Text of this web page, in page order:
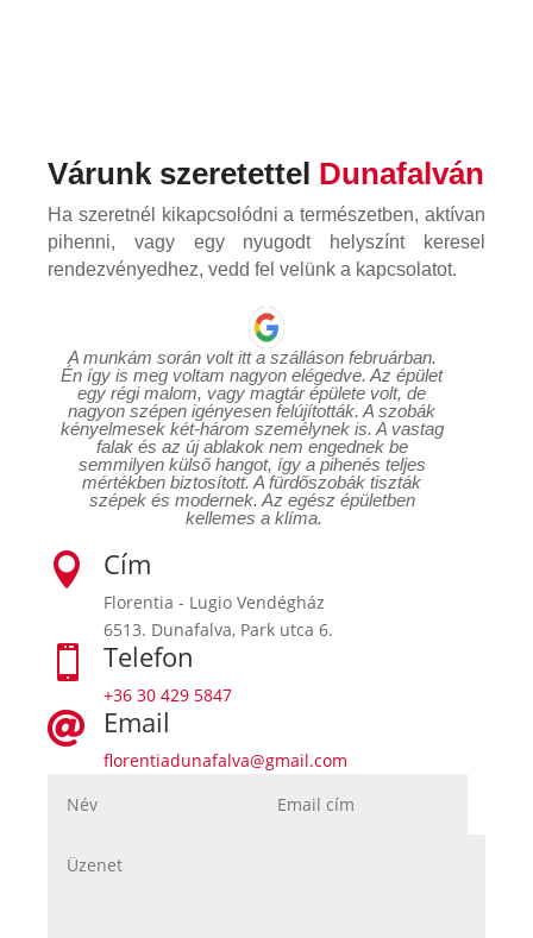
Várunk szeretettel Dunafalván
Ha szeretnél kikapcsolódni a természetben, aktívan
pihenni, vagy egy nyugodt helyszínt keresel
rendezvényedhez, vedd fel velünk a kapcsolatot.
A munkám során volt itt a szálláson februárban.
Én így is meg voltam nagyon elégedve. Az épület
egy régi malom, vagy magtár épülete volt, de
nagyon szépen igényesen felújították. A szobák
kényelmesek két-három személynek is. A vastag
falak és az új ablakok nem engednek be
semmilyen külső hangot, így a pihenés teljes
mértékben biztosított. A fürdőszobák tiszták
szépek és modernek. Az egész épületben
kellemes a klíma.
 Cím
Florentia - Lugio Vendégház
6513. Dunafalva, Park utca 6.
 Telefon
+36 30 429 5847
 Email
florentiadunafalva@gmail.com